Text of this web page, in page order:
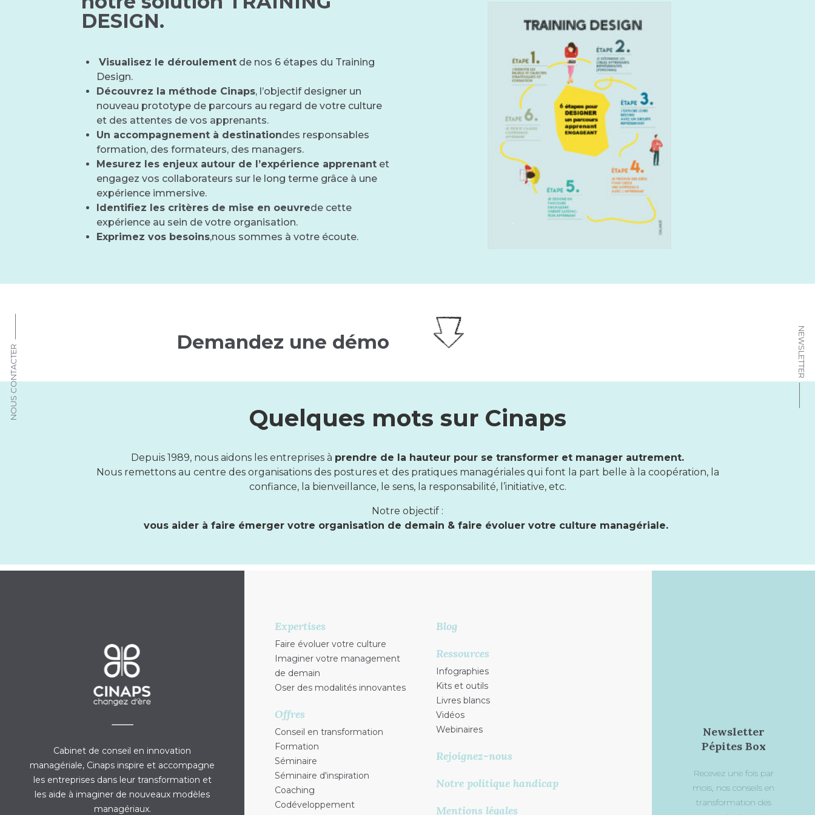
NOUS CONTACTER NEWSLETTER
DESIGN.
Visualisez le déroulement de nos 6 étapes du Training
Design.
Découvrez la méthode Cinaps, l’objectif designer un
nouveau prototype de parcours au regard de votre culture
et des attentes de vos apprenants.
Un accompagnement à destinationdes responsables
formation, des formateurs, des managers.
Mesurez les enjeux autour de l’expérience apprenant et
engagez vos collaborateurs sur le long terme grâce à une
expérience immersive.
Identifiez les critères de mise en oeuvrede cette
expérience au sein de votre organisation.
Exprimez vos besoins,nous sommes à votre écoute.
Demandez une démo
Quelques mots sur Cinaps
Depuis 1989, nous aidons les entreprises à prendre de la hauteur pour se transformer et manager autrement.
Nous remettons au centre des organisations des postures et des pratiques managériales qui font la part belle à la coopération, la
confiance, la bienveillance, le sens, la responsabilité, l’initiative, etc.
Notre objectif :
vous aider à faire émerger votre organisation de demain & faire évoluer votre culture managériale.
Cabinet de conseil en innovation
managériale, Cinaps inspire et accompagne
les entreprises dans leur transformation et
les aide à imaginer de nouveaux modèles
managériaux.
Expertises
Faire évoluer votre culture
Imaginer votre management
de demain
Oser des modalités innovantes
Offres
Conseil en transformation
Formation
Séminaire
Séminaire d'inspiration
Coaching
Codéveloppement
Blog
Ressources
Infographies
Kits et outils
Livres blancs
Vidéos
Webinaires
Rejoignez-nous
Notre politique handicap
Mentions légales
Newsletter
Pépites Box
Recevez une fois par
mois, nos conseils en
transformation des